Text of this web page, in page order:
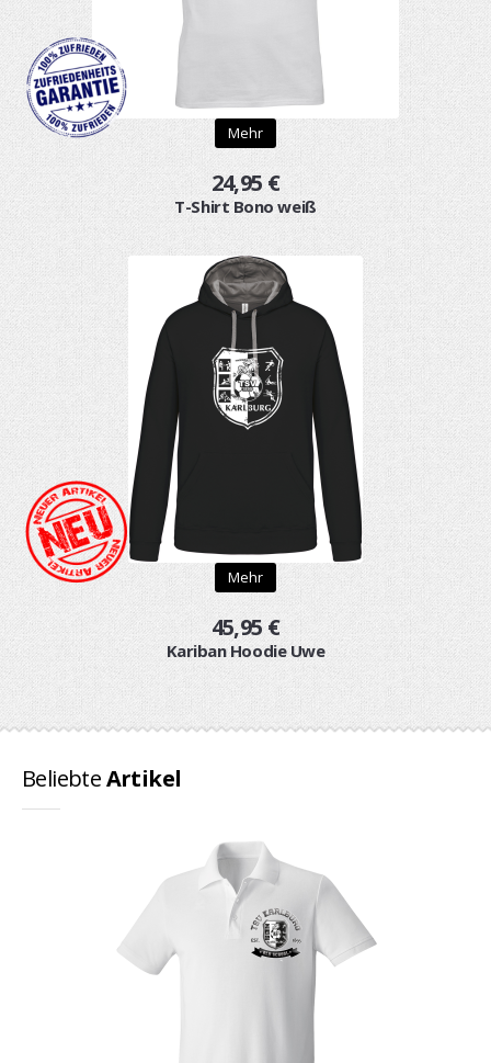
Mehr
24,95 €
T-Shirt Bono weiß
Mehr
45,95 €
Kariban Hoodie Uwe
BeliebteArtikel